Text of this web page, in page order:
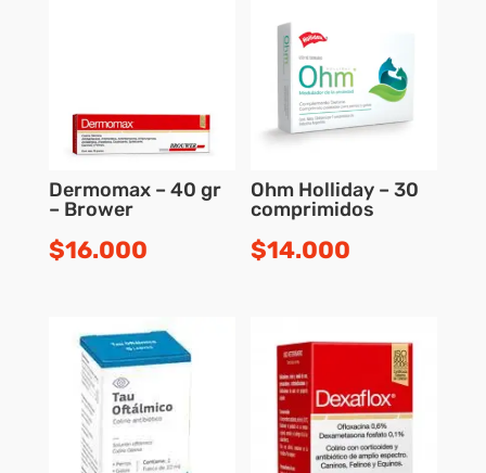
Dermomax – 40 gr
– Brower
$16.000
Ohm Holliday – 30
comprimidos
$14.000